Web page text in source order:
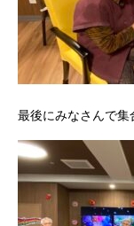
最後にみなさんで